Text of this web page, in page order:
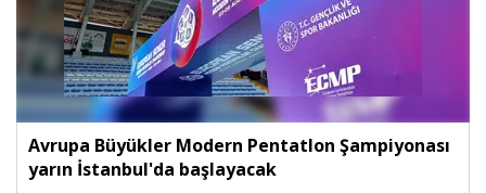
Avrupa Büyükler Modern Pentatlon Şampiyonası
yarın İstanbul'da başlayacak